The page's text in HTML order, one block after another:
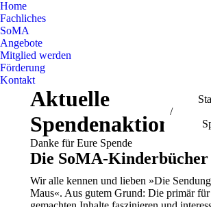
Home
Fachliches
SoMA
Angebote
Mitglied werden
Förderung
Kontakt
Aktuelle
Spendenaktionen
Sie
Danke für Eure Spende
Die SoMA-Kinderbücher
Wir alle kennen und lieben »Die
Maus«. Aus gutem Grund: Die primär